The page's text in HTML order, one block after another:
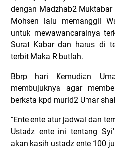
dengan Madzhab2
Mohsen lalu memanggil
untuk mewawancarainya
Surat Kabar dan harus di
terbit Maka Ributlah.
Bbrp hari Kemudian
membujuknya agar
berkata kpd murid2 Umar
"Ente ente atur jadwal dan
Ustadz ente ini tentang
akan kasih ustadz ente 100